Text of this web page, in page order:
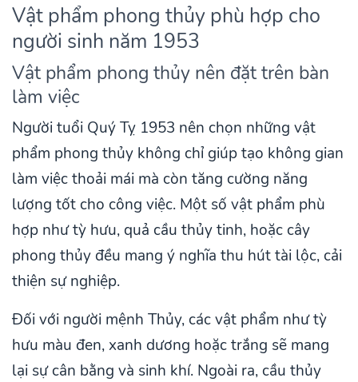
Vật phẩm phong thủy phù hợp cho
người sinh năm 1953
Vật phẩm phong thủy nên đặt trên bàn
làm việc
Người tuổi Quý Tỵ 1953 nên chọn những vật
phẩm phong thủy không chỉ giúp tạo không gian
làm việc thoải mái mà còn tăng cường năng
lượng tốt cho công việc. Một số vật phẩm phù
hợp như tỳ hưu, quả cầu thủy tinh, hoặc cây
phong thủy đều mang ý nghĩa thu hút tài lộc, cải
thiện sự nghiệp.
Đối với người mệnh Thủy, các vật phẩm như tỳ
hưu màu đen, xanh dương hoặc trắng sẽ mang
lại sự cân bằng và sinh khí. Ngoài ra, cầu thủy